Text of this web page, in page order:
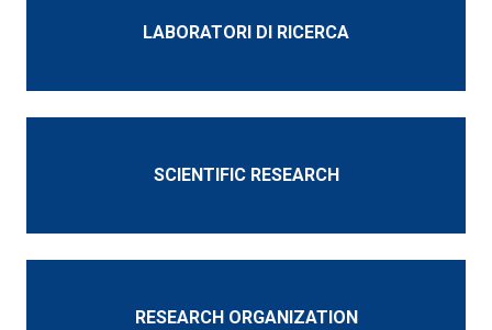
LABORATORI DI RICERCA
SCIENTIFIC RESEARCH
RESEARCH ORGANIZATION